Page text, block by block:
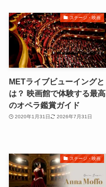
ステージ・映画
METライブビューイングと
は？ 映画館で体験する最高
のオペラ鑑賞ガイド
2020年1月31日 2026年7月31日
ステージ・映画